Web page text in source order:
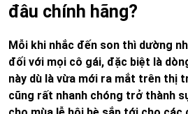
đâu chính hãng?
Mỗi khi nhắc đến son thì dường
đối với mọi cô gái, đặc biệt là
này dù là vừa mới ra mắt trên thị
cũng rất nhanh chóng trở thành